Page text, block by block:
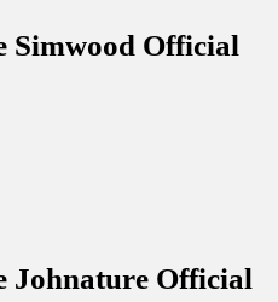
Simwood Official
Johnature Official